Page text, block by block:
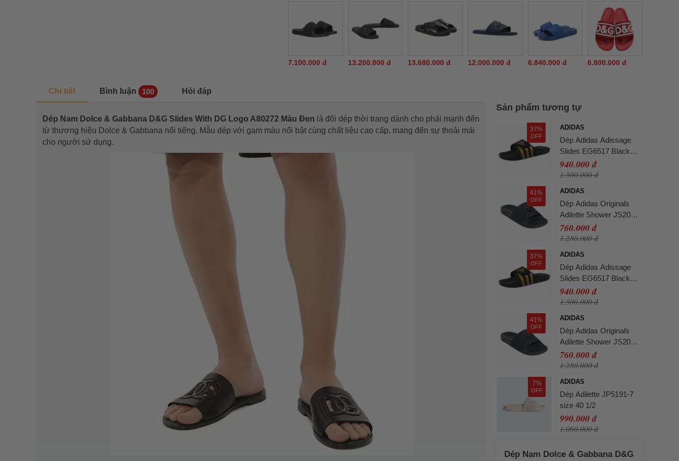
7.100.000 đ 13.200.000 đ 13.680.000 đ 12.000.000 đ 6.840.000 đ 6.800.000 đ
Chi tiết Bình luận 100 Hỏi đáp
Dép Nam Dolce & Gabbana D&G Slides With DG Logo A80272 Màu Đen là đôi dép thời trang dành cho phái mạnh đến
từ thương hiệu Dolce & Gabbana nổi tiếng. Mẫu dép với gam màu nổi bật cùng chất liệu cao cấp, mang đến sự thoải mái
cho người sử dụng.
Sản phẩm tương tự
37%
OFF
ADIDAS
Dép Adidas Adissage
Slides EG6517 Black
Màu Đen Vàng Size 42
940.000 đ
1.500.000 đ
41%
OFF
ADIDAS
Dép Adidas Originals
Adilette Shower JS2039
Màu Đen Size 40.5
760.000 đ
1.280.000 đ
37%
OFF
ADIDAS
Dép Adidas Adissage
Slides EG6517 Black
Màu Đen Vàng Size 39
940.000 đ
1.500.000 đ
41%
OFF
ADIDAS
Dép Adidas Originals
Adilette Shower JS2039
Màu Đen Size 42
760.000 đ
1.280.000 đ
7%
OFF
ADIDAS
Dép Adilette JP5191-7
size 40 1/2
990.000 đ
1.060.000 đ
Dép Nam Dolce & Gabbana D&G